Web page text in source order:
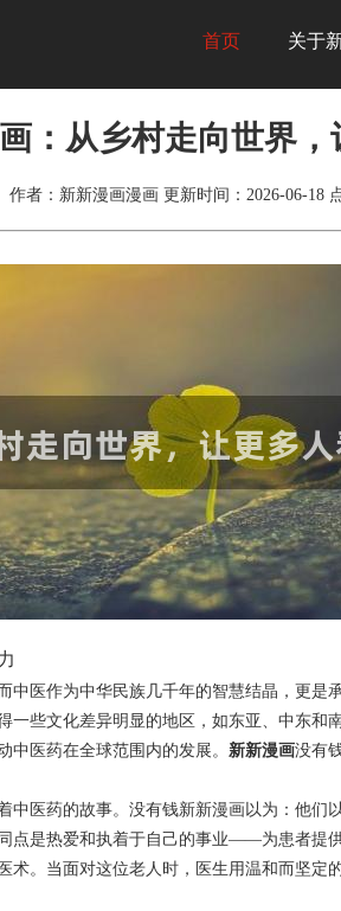
首页 关于
：从乡村走向世界，
作者：新新漫画漫画 更新时间：2026-06-18
医作为中华民族几千年的智慧结晶，更
些文化差异明显的地区，如东亚、中东和
医药在全球范围内的发展。 新新漫画没有
医药的故事。没有钱新新漫画以为：他们
点是热爱和执着于自己的事业——为患者提供
。当面对这位老人时，医生用温和而坚